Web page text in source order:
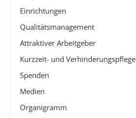
Einrichtungen
Qualitätsmanagement
Attraktiver Arbeitgeber
Kurzzeit- und Verhinderungspflege
Spenden
Medien
Organigramm